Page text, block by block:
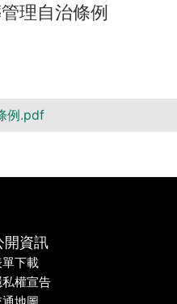
理自治條例
例.pdf
開資訊
下載
權宣告